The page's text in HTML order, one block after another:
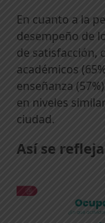
En cuanto a la
desempeño de
de satisfacción,
académicos
enseñanza
en niveles
ciudad.
Así se